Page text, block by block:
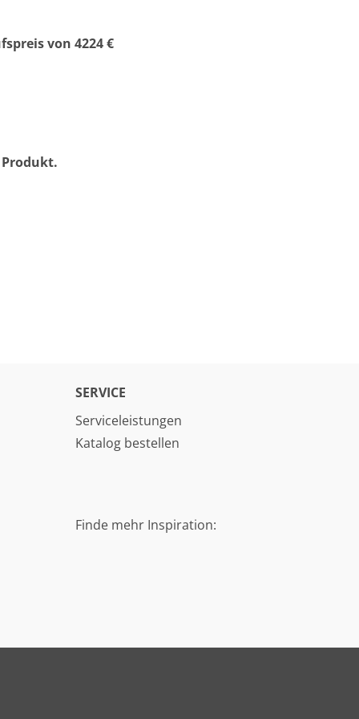
von 4224 €
SERVICE
Serviceleistungen
Katalog bestellen
Finde mehr Inspiration: